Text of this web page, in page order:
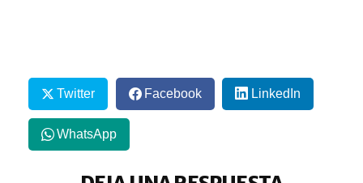
Twitter Facebook LinkedIn
WhatsApp